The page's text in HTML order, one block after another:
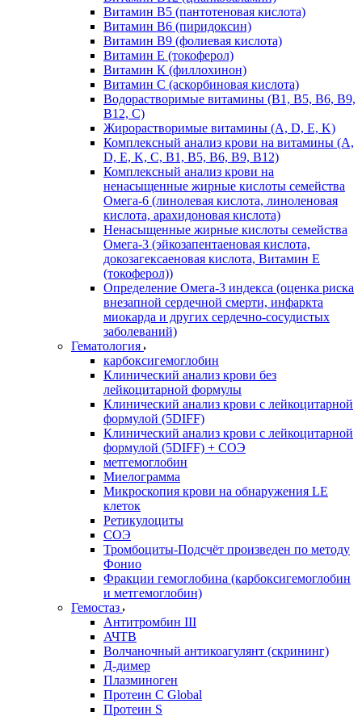
Витамин В5 (пантотеновая кислота)
Витамин В6 (пиридоксин)
Витамин В9 (фолиевая кислота)
Витамин Е (токоферол)
Витамин К (филлохинон)
Витамин С (аскорбиновая кислота)
Водорастворимые витамины (B1, B5, B6, В9,
В12, С)
Жирорастворимые витамины (A, D, E, K)
Комплексный анализ крови на витамины (A,
D, E, K, C, B1, B5, B6, В9, B12)
Комплексный анализ крови на
ненасыщенные жирные кислоты семейства
Омега-6 (линолевая кислота, линоленовая
кислота, арахидоновая кислота)
Ненасыщенные жирные кислоты семейства
Омега-3 (эйкозапентаеновая кислота,
докозагексаеновая кислота, Витамин E
(токоферол))
Определение Омега-3 индекса (оценка риска
внезапной сердечной смерти, инфаркта
миокарда и других сердечно-сосудистых
заболеваний)
Гематология
карбоксигемоглобин
Клинический анализ крови без
лейкоцитарной формулы
Клинический анализ крови с лейкоцитарной
формулой (5DIFF)
Клинический анализ крови с лейкоцитарной
формулой (5DIFF) + СОЭ
метгемоглобин
Миелограмма
Микроскопия крови на обнаружения LE
клеток
Ретикулоциты
СОЭ
Тромбоциты-Подсчёт произведен по методу
Фонио
Фракции гемоглобина (карбоксигемоглобин
и метгемоглобин)
Гемостаз
Антитромбин III
АЧТВ
Волчаночный антикоагулянт (скрининг)
Д-димер
Плазминоген
Протеин C Global
Протеин S